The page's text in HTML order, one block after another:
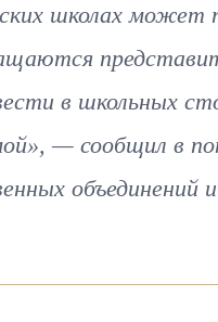
школах может
в школьных
— сообщил в
объединений